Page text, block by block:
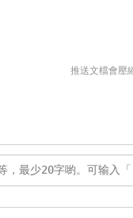
推送文檔會壓